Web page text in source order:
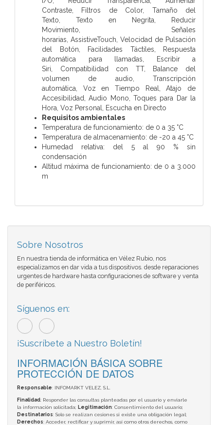
Contraste, Filtros de Color, Tamaño del
Texto, Texto en Negrita,
Reducir
Movimiento, Señales
horarias, AssistiveTouch, Velocidad de Pulsación
del Botón,
Facilidades Táctiles,
Respuesta
automática para llamadas,
Escribir a
Siri, Compatibilidad con TT, Balance del
volumen de audio, Transcripción
automática, Voz en Tiempo Real,Atajo de
Accesibilidad,Audio Mono,Toques para Dar la
Hora, Voz Personal,
Escucha en Directo
Requisitos ambientales
Temperatura de funcionamiento: de 0 a 35 °C
Temperatura de almacenamiento: de -20 a 45 °C
Humedad relativa: del 5 al 90 % sin
condensación
Altitud máxima de funcionamiento: de 0 a 3.000
m
Sobre Nosotros
En nuestra tienda de informática en Vélez Rubio, nos
especializamos en dar vida a tus dispositivos. desde reparaciones
urgentes de hardware hasta configuraciones de software y venta
de periféricos.
Síguenos en:
¡Suscríbete a Nuestro Boletín!
INFORMACIÓN BÁSICA SOBRE
PROTECCIÓN DE DATOS
Responsable: INFOMARKT VELEZ, S.L.
Finalidad: Responder las consultas planteadas por el usuario y enviarle
la información solicitada; Legitimación: Consentimiento del usuario;
Destinatarios: Solo se realizan cesiones si existe una obligación legal;
Derechos: Acceder, rectificar y suprimir, así como otros derechos, como